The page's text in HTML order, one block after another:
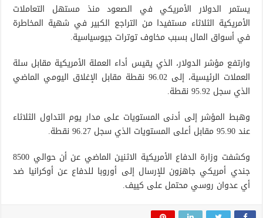
يستمر الدولار الأمريكي في الصعود منذ مستهل التعاملات
الأمريكية الثلاثاء مستفيدا من التراجع الكبير في شهية المخاطرة
في أسواق المال بسبب مخاوف توترات جيوسياسية.
وارتفع مؤشر الدولار، الذي يقيس أداء العملة الأمريكية مقابل سلة
العملات الرئيسية، إلى 96.02 نقطة مقابل الإغلاق اليومي الماضي
الذي سجل 95.92 نقطة.
وهبط المؤشر إلى أدنى المستويات على مدار يوم التداول الثلاثاء
عند 95.90 مقابل أعلى المستويات الذي سجل 96.27 نقطة.
وكشفت وزارة الدفاع الأمريكية الاثنين الماضي عن أن حوالي 8500
جندي أمريكي جاهزون للإرسال إلى أوروبا للدفاع عن أوكرانيا ضد
أي عدوان روسي محتمل على كييف.